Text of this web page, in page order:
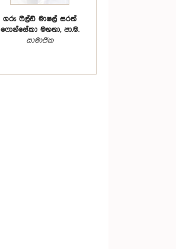
ගරු ෆීල්ඩ් මාෂල් සරත්
ෆොන්සේකා මහතා, පා.ම.
සාමාජික